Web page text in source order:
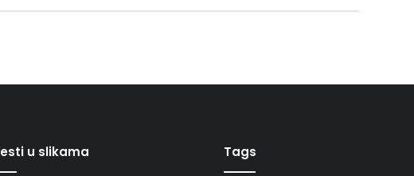
u slikama Tags